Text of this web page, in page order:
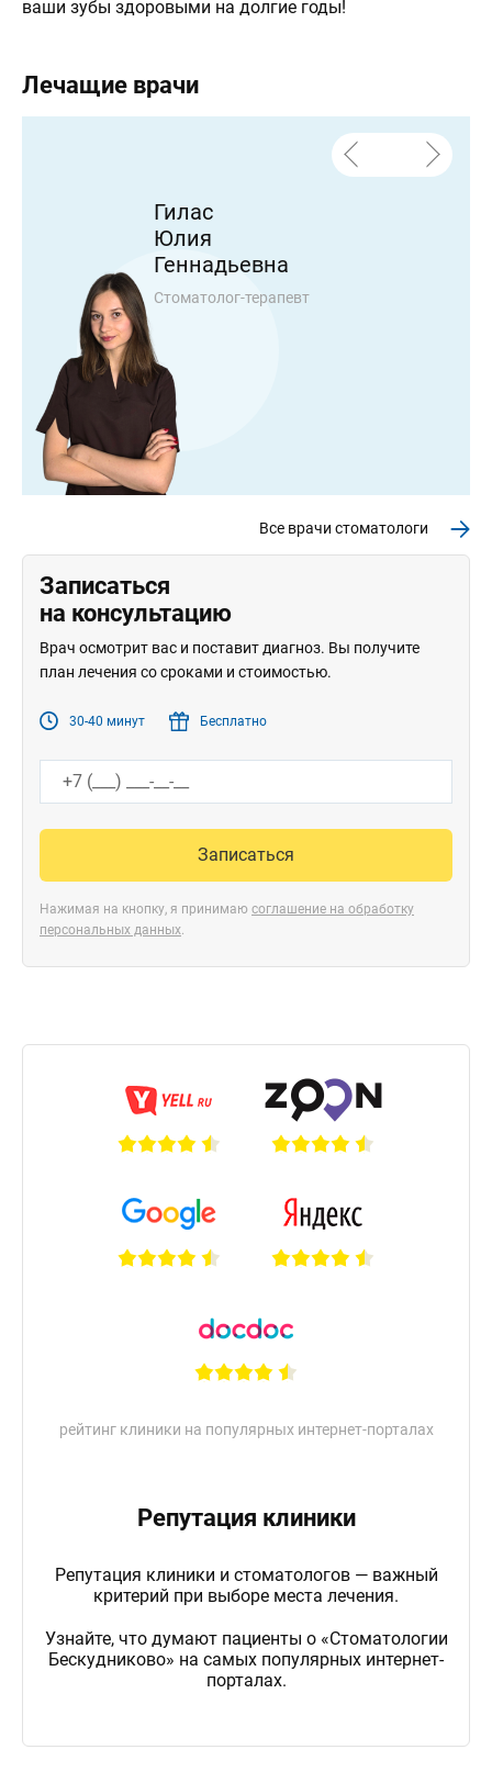
Записаться
на консультацию
Врач осмотрит вас и поставит диагноз. Вы получите
план лечения со сроками и стоимостью.
30-40 минут Бесплатно
Записаться
Нажимая на кнопку, я принимаю соглашение на обработку
персональных данных.
ваши зубы здоровыми на долгие годы!
Лечащие врачи
Гилас
Юлия
Геннадьевна
Стоматолог-терапевт
Все врачи стоматологи
рейтинг клиники на популярных интернет-порталах
Репутация клиники
Репутация клиники и стоматологов — важный
критерий при выборе места лечения.
Узнайте, что думают пациенты о «Стоматологии
Бескудниково» на самых популярных интернет-
порталах.